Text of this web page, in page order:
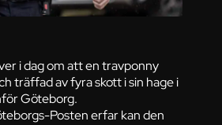
i dag om att en travponny
träffad av fyra skott i sin hage i
Göteborg.
Posten erfar kan den